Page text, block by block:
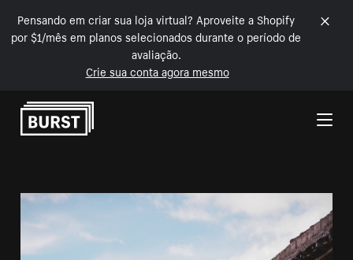
Pensando em criar sua loja virtual? Aproveite a Shopify
por $1/mês em planos selecionados durante o período de
avaliação.
Crie sua conta agora mesmo
Pular para o conteúdo